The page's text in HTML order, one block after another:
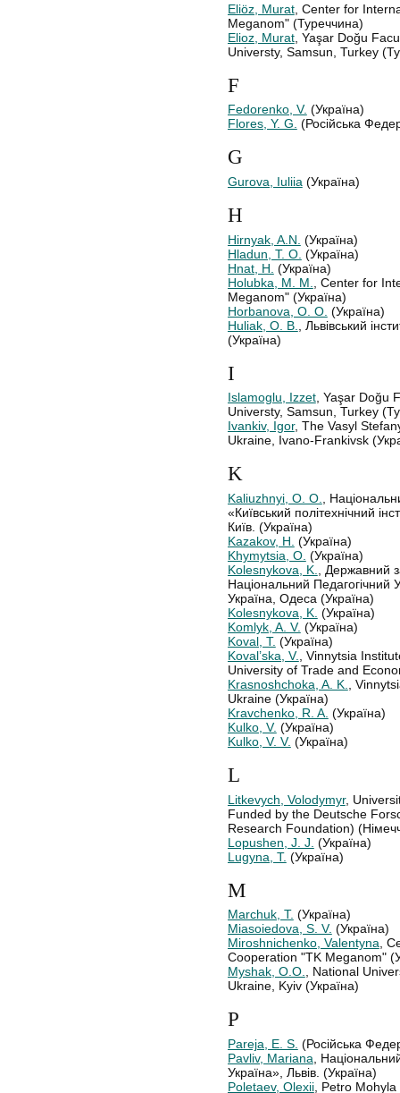
Eliöz, Murat, Center for
Meganom" (Туреччина)
Elioz, Murat, Yaşar Doğu
Universty, Samsun, Turkey
F
Fedorenko, V. (Україна)
Flores, Y. G. (Російська
G
Gurova, Iuliia (Україна)
H
Hirnyak, A.N. (Україна)
Hladun, Т. О. (Україна)
Hnat, H. (Україна)
Holubka, М. М.
, Center for
Meganom" (Україна)
Horbanova, O. O. (Україна)
Huliak, O. B.
, Львівський
(Україна)
I
Islamoglu, Izzet, Yaşar Doğu
Universty, Samsun, Turkey
Ivankiv, Igor, The Vasyl
Ukraine, Іvano-Frankivsk
K
Kaliuzhnyi, O. O.
,
«Київський політехнічний
Київ. (Україна)
Kazakov, H. (Україна)
Khymytsia, O. (Україна)
Kolesnykova, K.
, Державний
Національний Педагогічний
Україна, Одеса (Україна)
Kolesnykova, K. (Україна)
Komlyk, A. V. (Україна)
Koval, Т. (Україна)
Koval’ska, V.
, Vinnytsia
University of Trade and
Krasnoshchoka, A. K.
,
Ukraine (Україна)
Kravchenko, R. A. (Україна)
Kulko, V. (Україна)
Kulko, V. V. (Україна)
L
Litkevych, Volodymyr,
Funded by the Deutsche
Research Foundation)
Lopushen, J. J. (Україна)
Lugyna, T. (Україна)
M
Marchuk, T. (Україна)
Miasoiedova, S. V. (Україна)
Miroshnichenko, Valentyna,
Cooperation "TK Meganom"
Myshak, O.O., National
Ukraine, Kyiv (Україна)
P
Pareja, E. S. (Російська
Pavliv, Mariana ,
Україна», Львів. (Україна)
Poletaev, Olexiі, Petro Mohyla